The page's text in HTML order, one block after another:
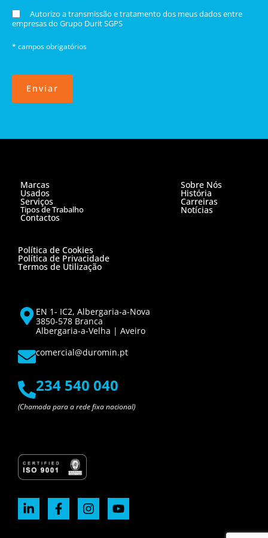
Autorizo a transmissão e tratamento dos meus dados entre
empresas do Grupo Durit SGPS
* campos obrigatórios
Enviar
Marcas
Usados
Serviços
Tipos de Trabalho
Contactos
Sobre Nós
História
Carreiras
Notícias
Política de Cookies
Política de Privacidade
Termos de Utilização
EN 1- IC2, Albergaria-a-Nova
3850-578 Branca
Albergaria-a-Velha | Aveiro
comercial@duromin.pt
234 540 040
(Chamada para a rede fixa nacional)